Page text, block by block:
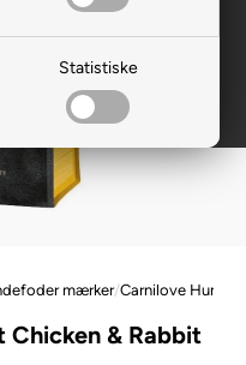
Statistiske
mærker/Carnilove
Chicken & Rabbit